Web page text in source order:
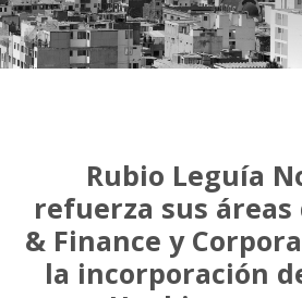
Rubio Leguía
refuerza sus
& Finance y
la incorporación